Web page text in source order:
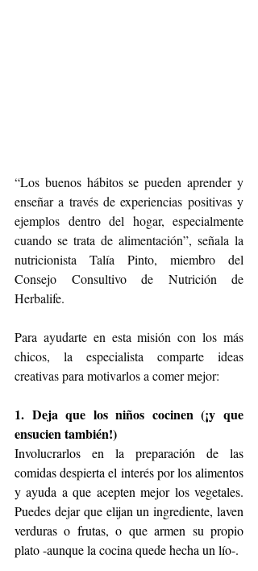
“Los buenos hábitos se pueden aprender y
enseñar a través de experiencias positivas y
ejemplos dentro del hogar, especialmente
cuando se trata de alimentación”, señala la
nutricionista Talía Pinto, miembro del
Consejo Consultivo de Nutrición de
Herbalife.
Para ayudarte en esta misión con los más
chicos, la especialista comparte ideas
creativas para motivarlos a comer mejor:
1. Deja que los niños cocinen (¡y que
ensucien también!)
Involucrarlos en la preparación de las
comidas despierta el interés por los alimentos
y ayuda a que acepten mejor los vegetales.
Puedes dejar que elijan un ingrediente, laven
verduras o frutas, o que armen su propio
plato -aunque la cocina quede hecha un lío-.